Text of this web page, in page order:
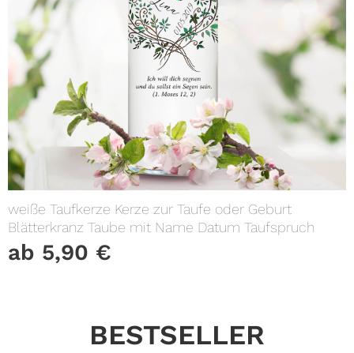
weiße Taufkerze Kerze zur Taufe oder Geburt
Blätterkranz Taube mit Name Datum Taufspruch
ab 5,90 €
BESTSELLER